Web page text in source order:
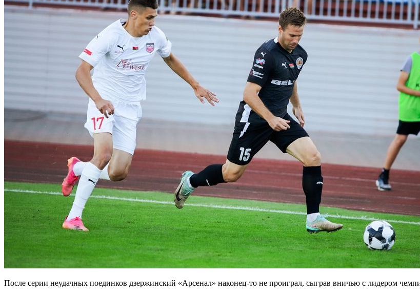
После серии неудачных поединков дзержинский «Арсенал» наконец-то не проиграл, сыграв вничью с лидером